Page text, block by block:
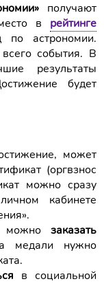
получают
в рейтинге
по астрономии.
события. В
результаты
будет
может
(оргвзнос
можно сразу
кабинете
можно заказать
медали нужно
в социальной